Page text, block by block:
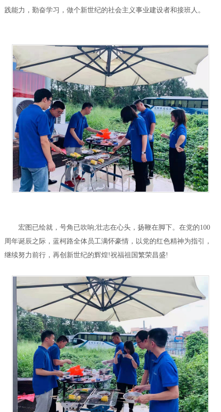
践能力，勤奋学习，做个新世纪的社会主义事业建设者和接班人。
宏图已绘就，号角已吹响;壮志在心头，扬鞭在脚下。在党的100
周年诞辰之际，蓝柯路全体员工满怀豪情，以党的红色精神为指引，
继续努力前行，再创新世纪的辉煌!祝福祖国繁荣昌盛!